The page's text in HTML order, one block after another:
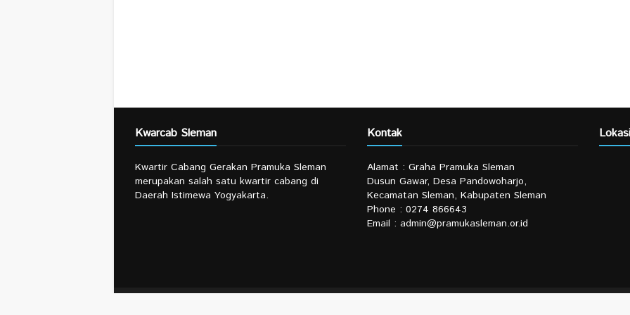
Kwarcab Sleman
Kwartir Cabang Gerakan Pramuka Sleman
merupakan salah satu kwartir cabang di
Daerah Istimewa Yogyakarta.
Kontak
Alamat : Graha Pramuka Sleman
Dusun Gawar, Desa Pandowoharjo,
Kecamatan Sleman, Kabupaten Sleman
Phone : 0274 866643
Email : admin@pramukasleman.or.id
Lokasi